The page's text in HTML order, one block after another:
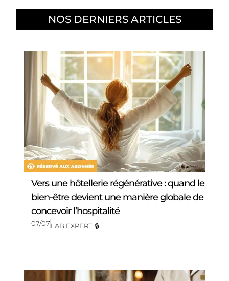
NOS DERNIERS ARTICLES
Vers une hôtellerie régénérative : quand le
bien-être devient une manière globale de
concevoir l’hospitalité
07/07LAB EXPERT, 🔒